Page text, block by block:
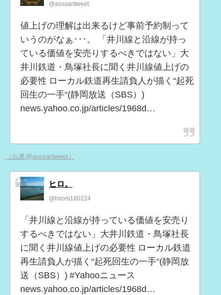
@aossantweet
値上げの理解は出来るけど事前予約制って
いうのがなぁ･･･。 「井川線と沿線が持っ
ている価値を安売りするべきではない」大
井川鉄道・鳥塚社長に聞く井川線値上げの
必要性 ローカル鉄道再生請負人が描く“起死
回生の一手“(静岡放送（SBS）)
news.yahoo.co.jp/articles/1968d…
（出典 @aossantweet）
ヒロ。
@hirom180224
「井川線と沿線が持っている価値を安売り
するべきではない」大井川鉄道・鳥塚社長
に聞く井川線値上げの必要性 ローカル鉄道
再生請負人が描く“起死回生の一手“(静岡放
送（SBS）) #Yahooニュース
news.yahoo.co.jp/articles/1968d…